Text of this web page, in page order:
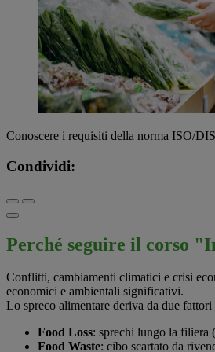
Conoscere i requisiti della norma ISO/
Condividi:
Perché seguire il corso
Conflitti, cambiamenti climatici e crisi
economici e ambientali significativi.
Lo spreco alimentare deriva da due
Food Loss: sprechi lungo la filiera
Food Waste: cibo scartato da